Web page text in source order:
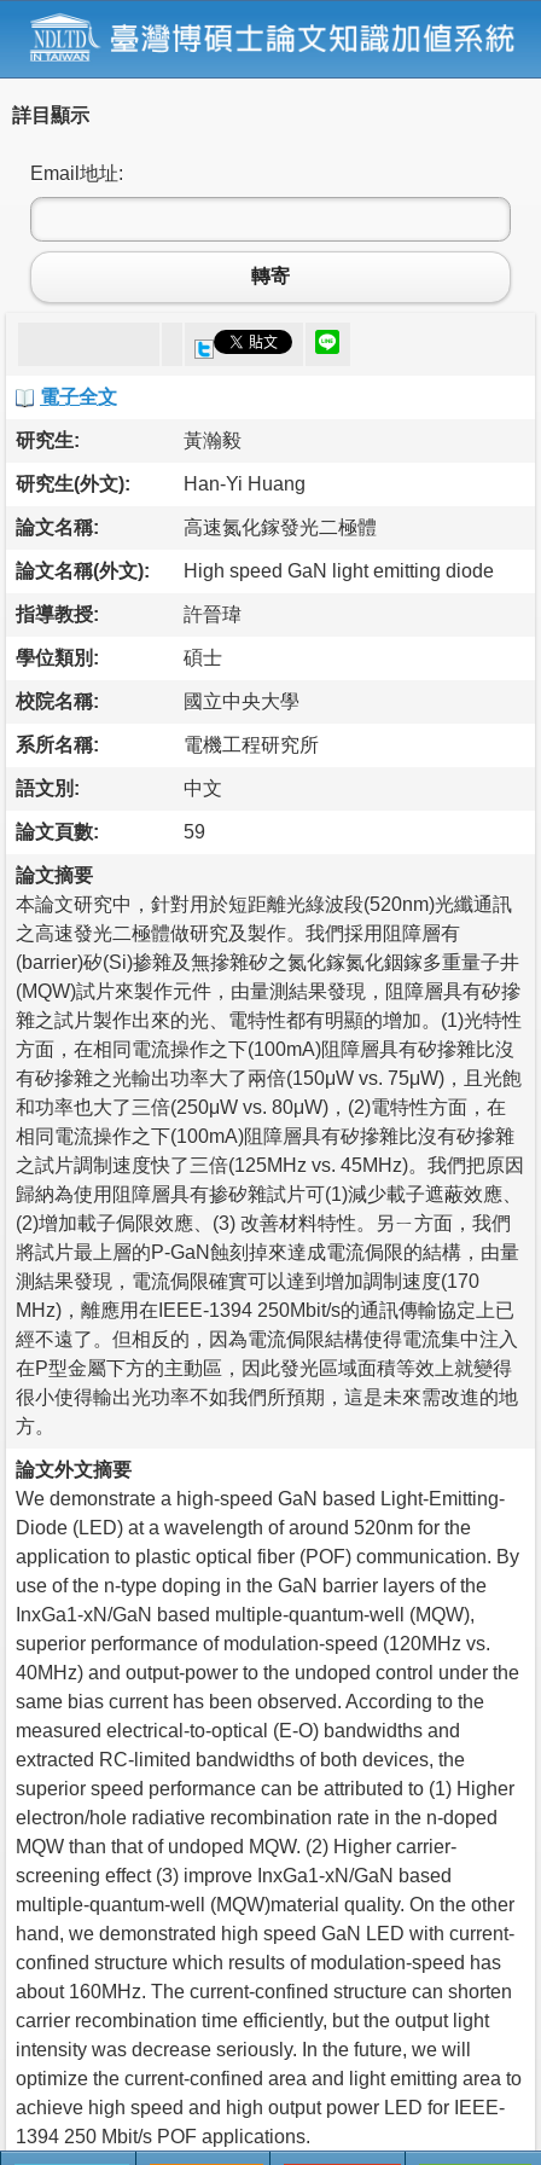
詳目顯示
Email地址:
轉寄
電子全文
研究生: 黃瀚毅
研究生(外文): Han-Yi Huang
論文名稱: 高速氮化鎵發光二極體
論文名稱(外文): High speed GaN light emitting diode
指導教授: 許晉瑋
學位類別: 碩士
校院名稱: 國立中央大學
系所名稱: 電機工程研究所
語文別: 中文
論文頁數: 59
論文摘要
本論文研究中，針對用於短距離光綠波段(520nm)光纖通訊
之高速發光二極體做研究及製作。我們採用阻障層有
(barrier)矽(Si)掺雜及無摻雜矽之氮化鎵氮化銦鎵多重量子井
(MQW)試片來製作元件，由量測結果發現，阻障層具有矽摻
雜之試片製作出來的光、電特性都有明顯的增加。(1)光特性
方面，在相同電流操作之下(100mA)阻障層具有矽摻雜比沒
有矽摻雜之光輸出功率大了兩倍(150μW vs. 75μW)，且光飽
和功率也大了三倍(250μW vs. 80μW)，(2)電特性方面，在
相同電流操作之下(100mA)阻障層具有矽摻雜比沒有矽摻雜
之試片調制速度快了三倍(125MHz vs. 45MHz)。我們把原因
歸納為使用阻障層具有掺矽雜試片可(1)減少載子遮蔽效應、
(2)增加載子侷限效應、(3) 改善材料特性。另ㄧ方面，我們
將試片最上層的P-GaN蝕刻掉來達成電流侷限的結構，由量
測結果發現，電流侷限確實可以達到增加調制速度(170
MHz)，離應用在IEEE-1394 250Mbit/s的通訊傳輸協定上已
經不遠了。但相反的，因為電流侷限結構使得電流集中注入
在P型金屬下方的主動區，因此發光區域面積等效上就變得
很小使得輸出光功率不如我們所預期，這是未來需改進的地
方。
論文外文摘要
We demonstrate a high-speed GaN based Light-Emitting-
Diode (LED) at a wavelength of around 520nm for the
application to plastic optical fiber (POF) communication. By
use of the n-type doping in the GaN barrier layers of the
InxGa1-xN/GaN based multiple-quantum-well (MQW),
superior performance of modulation-speed (120MHz vs.
40MHz) and output-power to the undoped control under the
same bias current has been observed. According to the
measured electrical-to-optical (E-O) bandwidths and
extracted RC-limited bandwidths of both devices, the
superior speed performance can be attributed to (1) Higher
electron/hole radiative recombination rate in the n-doped
MQW than that of undoped MQW. (2) Higher carrier-
screening effect (3) improve InxGa1-xN/GaN based
multiple-quantum-well (MQW)material quality. On the other
hand, we demonstrated high speed GaN LED with current-
confined structure which results of modulation-speed has
about 160MHz. The current-confined structure can shorten
carrier recombination time efficiently, but the output light
intensity was decrease seriously. In the future, we will
optimize the current-confined area and light emitting area to
achieve high speed and high output power LED for IEEE-
1394 250 Mbit/s POF applications.